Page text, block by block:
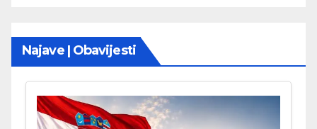
Najave | Obavijesti